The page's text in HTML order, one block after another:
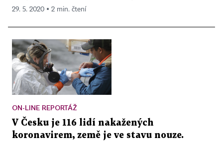
29. 5. 2020 ▪ 2 min. čtení
ON-LINE REPORTÁŽ
V Česku je 116 lidí nakažených
koronavirem, země je ve stavu nouze.